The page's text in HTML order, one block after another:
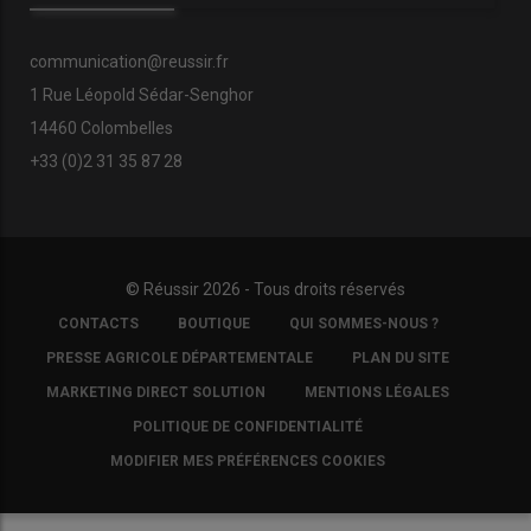
Que signifie l’homologation OEM inscrite
sur mon bidon d’huile ?
communication@reussir.fr
1 Rue Léopold Sédar-Senghor
14460 Colombelles
+33 (0)2 31 35 87 28
© Réussir 2026 - Tous droits réservés
FOOTER
COPYRIGHT
CONTACTS BOUTIQUE QUI SOMMES-NOUS ?
PRESSE AGRICOLE DÉPARTEMENTALE PLAN DU SITE
MARKETING DIRECT SOLUTION MENTIONS LÉGALES
POLITIQUE DE CONFIDENTIALITÉ
MODIFIER MES PRÉFÉRENCES COOKIES